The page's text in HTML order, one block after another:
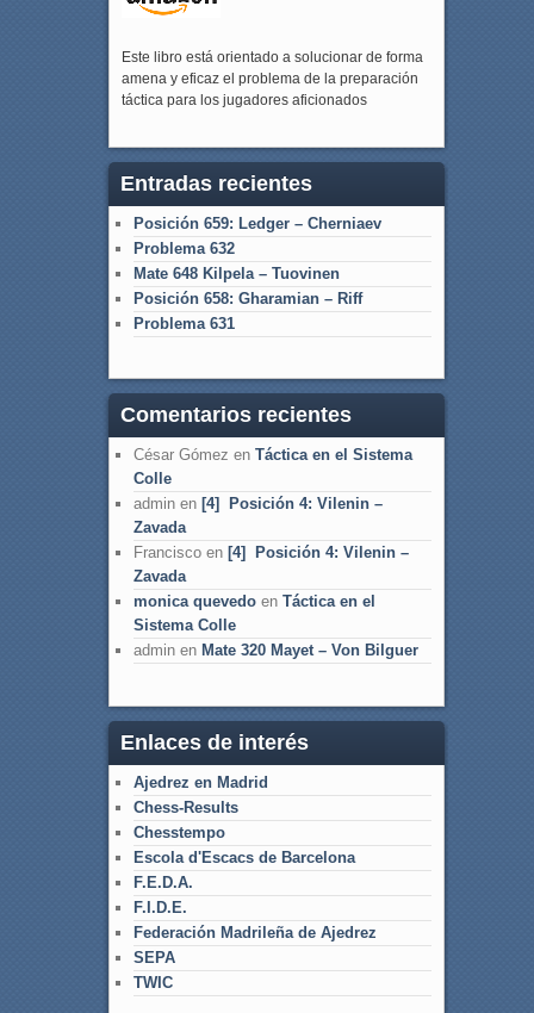
Este libro está orientado a solucionar de forma
amena y eficaz el problema de la preparación
táctica para los jugadores aficionados
Entradas recientes
Posición 659: Ledger – Cherniaev
Problema 632
Mate 648 Kilpela – Tuovinen
Posición 658: Gharamian – Riff
Problema 631
Comentarios recientes
César Gómez en Táctica en el Sistema
Colle
adminen [4] Posición 4: Vilenin –
Zavada
Franciscoen [4] Posición 4: Vilenin –
Zavada
monica quevedoen Táctica en el
Sistema Colle
adminen Mate 320 Mayet – Von Bilguer
Enlaces de interés
Ajedrez en Madrid
Chess-Results
Chesstempo
Escola d'Escacs de Barcelona
F.E.D.A.
F.I.D.E.
Federación Madrileña de Ajedrez
SEPA
TWIC